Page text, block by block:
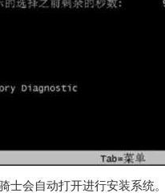
士会自动打开进行安装系统